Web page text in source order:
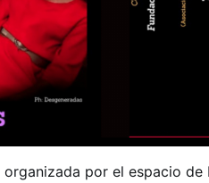
organizada por el espacio